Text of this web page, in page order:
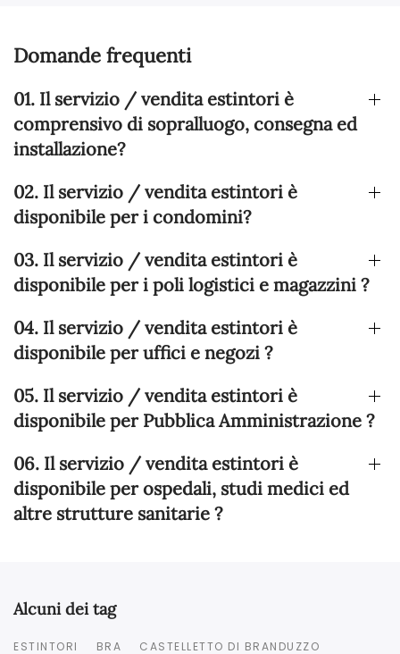
Domande frequenti
01. Il servizio / vendita estintori è
comprensivo di sopralluogo, consegna ed
installazione?
02. Il servizio / vendita estintori è
disponibile per i condomini?
03. Il servizio / vendita estintori è
disponibile per i poli logistici e magazzini ?
04. Il servizio / vendita estintori è
disponibile per uffici e negozi ?
05. Il servizio / vendita estintori è
disponibile per Pubblica Amministrazione ?
06. Il servizio / vendita estintori è
disponibile per ospedali, studi medici ed
altre strutture sanitarie ?
Alcuni dei tag
ESTINTORI BRA CASTELLETTO DI BRANDUZZO